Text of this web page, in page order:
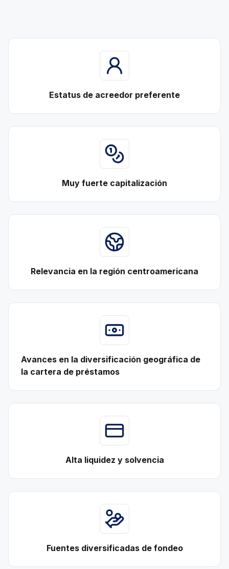
Estatus de acreedor preferente
Muy fuerte capitalización
Relevancia en la región centroamericana
Avances en la diversificación geográfica de
la cartera de préstamos
Alta liquidez y solvencia
Fuentes diversificadas de fondeo